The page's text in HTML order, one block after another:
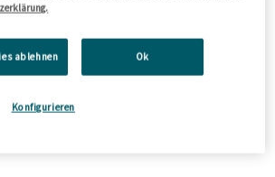
ablehnen Ok
Konfigurieren